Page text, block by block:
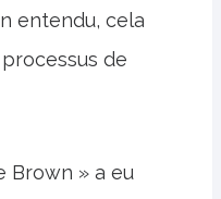
entendu, cela
de
Brown » a eu